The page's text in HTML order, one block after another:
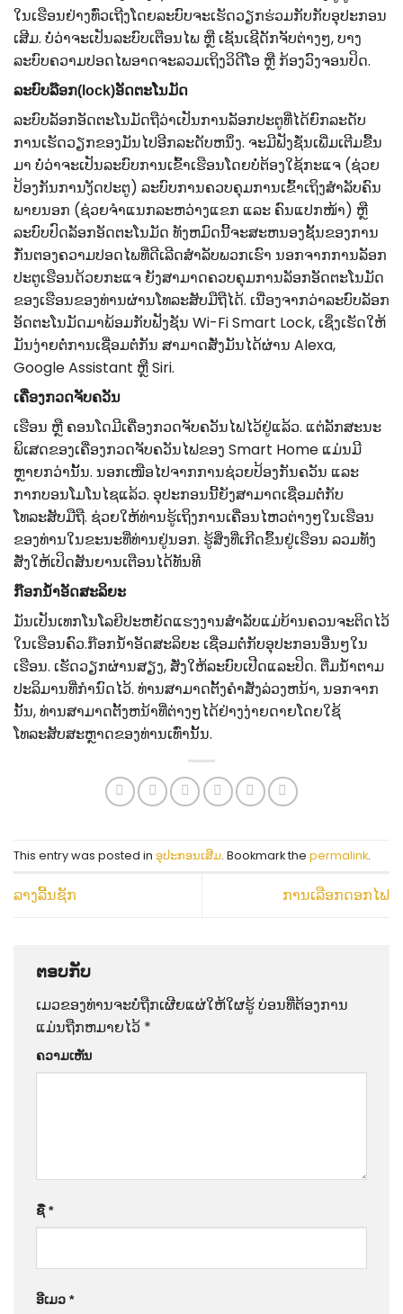
ໃນເຮືອນຢ່າງທົ່ວເຖີງໂດຍລະບົບຈະເຮັດວຽກຮ່ວມກັບກັບອຸປະກອນ
ເສີມ. ບໍ່ວ່າຈະເປັນລະບົບເຕືອນໄພ ຫຼື ເຊັນເຊີດັກຈັບຕ່າງໆ, ບາງ
ລະບົບຄວາມປອດໄພອາດຈະລວມເຖິງວິດີໂອ ຫຼື ກ້ອງວົງຈອນປິດ.
ລະບົບລ໊ອກ(lock)ອັດຕະໂນມັດ
ລະບົບລັອກອັດຕະໂນມັດຖືວ່າເປັນການລັອກປະຕູທີ່ໄດ້ຍົກລະດັບ
ການເຮັດວຽກຂອງມັນໄປອີກລະດັບຫນຶ່ງ. ຈະມີຟັງຊັ່ນເພີ່ມເຕີມຂື້ນ
ມາ ບໍ່ວ່າຈະເປັນລະບົບການເຂົ້າເຮືອນໂດຍບໍ່ຕ້ອງໃຊ້ກະແຈ (ຊ່ວຍ
ປ້ອງກັນການງັດປະຕູ) ລະບົບການຄວບຄຸມການເຂົ້າເຖິງສໍາລັບຄົນ
ພາຍນອກ (ຊ່ວຍຈຳແນກລະຫວ່າງແຂກ ແລະ ຄົນແປກໜ້າ) ຫຼື
ລະບົບປົດລັອກອັດຕະໂນມັດ ທັງຫມົດນີ້ຈະສະຫນອງຊັ້ນຂອງການ
ກັ່ນຕອງຄວາມປອດໄພທີ່ດີເລີດສໍາລັບພວກເຮົາ ນອກຈາກການລັອກ
ປະຕູເຮືອນດ້ວຍກະແຈ ຍັງສາມາດຄວບຄຸມການລັອກອັດຕະໂນມັດ
ຂອງເຮືອນຂອງທ່ານຜ່ານໂທລະສັບມືຖືໄດ້. ເນື່ອງຈາກວ່າລະບົບລັອກ
ອັດຕະໂນມັດມາພ້ອມກັບຟັງຊັນ Wi-Fi Smart Lock, ເຊິ່ງເຮັດໃຫ້
ມັນງ່າຍຕໍ່ການເຊື່ອມຕໍ່ກັນ ສາມາດສັ່ງມັນໄດ້ຜ່ານ Alexa,
Google Assistant ຫຼື Siri.
ເຄື່ອງກວດຈັບຄວັນ
ເຮືອນ ຫຼື ຄອນໂດມີເຄື່ອງກວດຈັບຄວັນໄຟໄວ້ຢູ່ແລ້ວ. ແຕ່ລັກສະນະ
ພິເສດຂອງເຄື່ອງກວດຈັບຄວັນໄຟຂອງ Smart Home ແມ່ນມີ
ຫຼາຍກວ່ານັ້ນ. ນອກ​ເໜືອ​ໄປ​ຈາກ​ການ​ຊ່ວຍ​ປ້ອງ​ກັນ​ຄວັນ ​ແລະ ​
ກາກ​ບອນ​ໂມ​ໂນ​ໄຊ​ແລ້ວ. ອຸປະກອນນີ້ຍັງສາມາດເຊື່ອມຕໍ່ກັບ
ໂທລະສັບມືຖື. ຊ່ວຍໃຫ້ທ່ານຮູ້ເຖິງການເຄື່ອນໄຫວຕ່າງໆໃນເຮືອນ
ຂອງທ່ານໃນຂະນະທີ່ທ່ານຢູ່ນອກ. ຮູ້ສິ່ງທີ່ເກີດຂຶ້ນຢູ່ເຮືອນ ລວມທັງ
ສັ່ງໃຫ້ເປິດສັນຍານເຕືອນໄດ້ທັນທີ
ກ໊ອກນ້ຳອັດສະລິຍະ
ມັນເປັນເທກໂນໂລຍີປະຫຍັດແຮງງານສໍາລັບແມ່ບ້ານຄວນຈະຕິດໄວ້
ໃນເຮືອນຄົວ.ກ໊ອກນ້ຳອັດສະລິຍະ ເຊື່ອມຕໍ່ກັບອຸປະກອນອື່ນໆໃນ
ເຮືອນ. ເຮັດວຽກຜ່ານສຽງ, ສັ່ງໃຫ້ລະບົບເປີດແລະປິດ. ຕື່ມນ້ໍາຕາມ
ປະລິມານທີ່ກໍານົດໄວ້. ທ່ານສາມາດຕັ້ງຄໍາສັ່ງລ່ວງຫນ້າ, ນອກຈາກ
ນັ້ນ, ທ່ານສາມາດຕັ້ງຫນ້າທີ່ຕ່າງໆໄດ້ຢ່າງງ່າຍດາຍໂດຍໃຊ້
ໂທລະສັບສະຫຼາດຂອງທ່ານເທົ່ານັ້ນ.
This entry was posted in ອຸປະກອນເສີມ. Bookmark the permalink.
ລາງລີ້ນຊັກ ການເລືອກດອກໄຟ
ຕອບກັບ
ເມວຂອງທ່ານຈະບໍ່ຖືກເຜີຍແຜ່ໃຫ້ໃຜຮູ້ບ່ອນທີ່ຕ້ອງການ
ແມ່ນຖືກຫມາຍໄວ້ *
ຄວາມເຫັນ
ຊື່*
ອີເມວ *